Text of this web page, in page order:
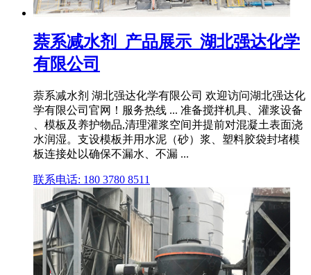
萘系减水剂_产品展示_湖北强达化学
有限公司
萘系减水剂 湖北强达化学有限公司 欢迎访问湖北强达化
学有限公司官网！服务热线 ... 准备搅拌机具、灌浆设备
、模板及养护物品,清理灌浆空间并提前对混凝土表面浇
水润湿。支设模板并用水泥（砂）浆、塑料胶袋封堵模
板连接处以确保不漏水、不漏 ...
联系电话: 180 3780 8511